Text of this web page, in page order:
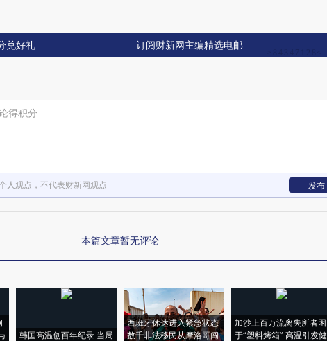
兑好礼 订阅财新网主编精选电邮
得积分
人观点，不代表财新网观点 发布
本篇文章暂无评论
韩国高温创百年纪录 当局
西班牙休达进入紧急状态
数千非法移民从摩洛哥闯
加沙上百万流离失所者困
于“塑料烤箱” 高温引发健